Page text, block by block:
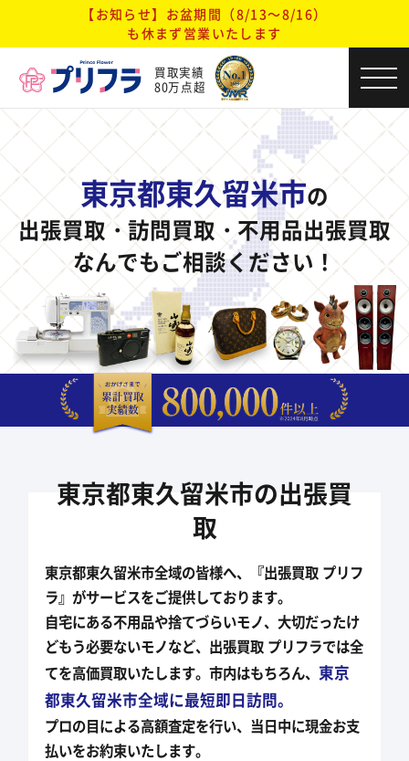
【お知らせ】お盆期間（8/13～8/16）
も休まず営業いたします
買取実績
80万点超
東京都東久留米市の
出張買取・訪問買取・不用品出張買取
なんでもご相談ください！
東京都東久留米市の出張買
取
東京都東久留米市全域の皆様へ、『出張買取 プリフ
ラ』がサービスをご提供しております。
自宅にある不用品や捨てづらいモノ、大切だったけ
どもう必要ないモノなど、 出張買取 プリフラでは全
てを高価買取いたします。市内はもちろん、 東京
都東久留米市全域に最短即日訪問。
プロの目による高額査定を行い、当日中に現金お支
払いをお約束いたします。